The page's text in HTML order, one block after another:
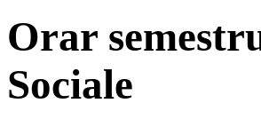
Orar
Sociale